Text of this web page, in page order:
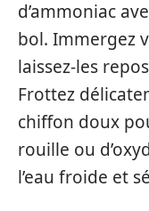
d’ammoniac
bol. Immergez
laissez-les
Frottez
chiffon doux
rouille ou
l’eau froide et